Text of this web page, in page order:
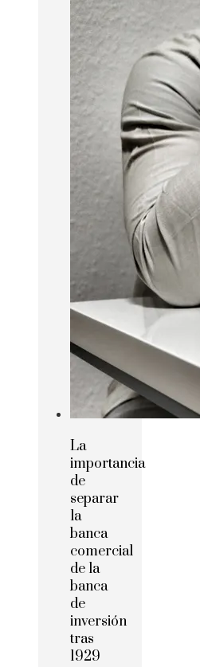
La
importancia
de
separar
la
banca
comercial
de la
banca
de
inversión
tras
1929